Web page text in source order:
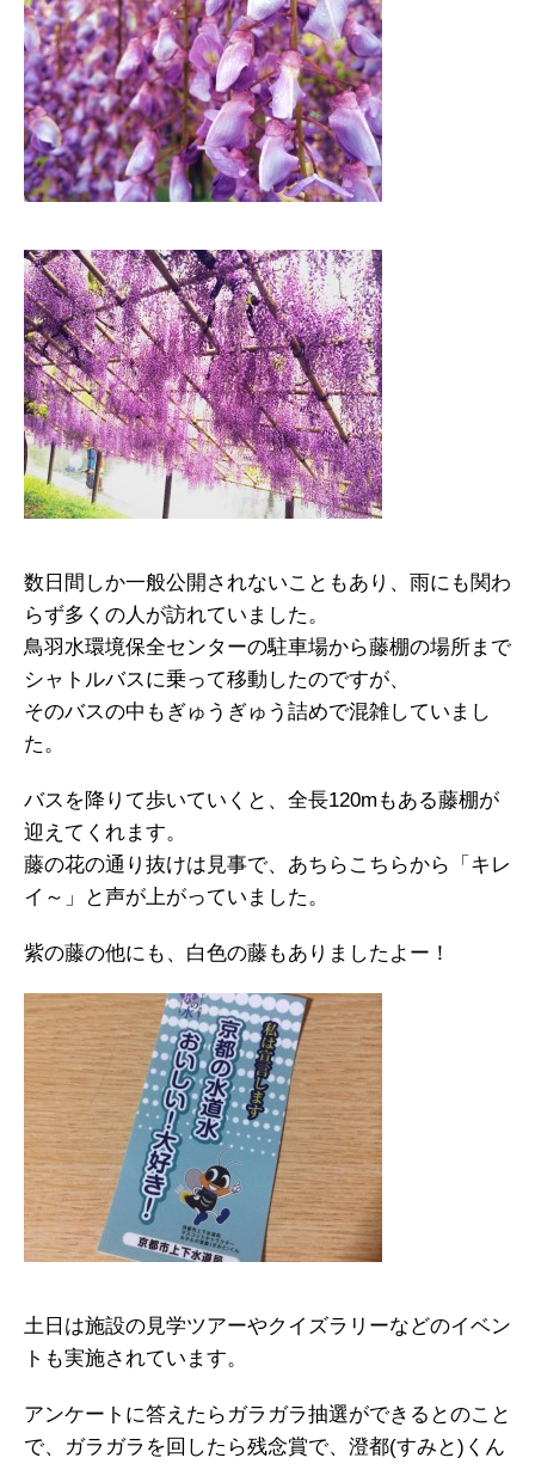
数日間しか一般公開されないこともあり、雨にも関わ
らず多くの人が訪れていました。
鳥羽水環境保全センターの駐車場から藤棚の場所まで
シャトルバスに乗って移動したのですが、
そのバスの中もぎゅうぎゅう詰めで混雑していまし
た。
バスを降りて歩いていくと、全長120mもある藤棚が
迎えてくれます。
藤の花の通り抜けは見事で、あちらこちらから「キレ
イ～」と声が上がっていました。
紫の藤の他にも、白色の藤もありましたよー！
土日は施設の見学ツアーやクイズラリーなどのイベン
トも実施されています。
アンケートに答えたらガラガラ抽選ができるとのこと
で、ガラガラを回したら残念賞で、澄都(すみと)くん